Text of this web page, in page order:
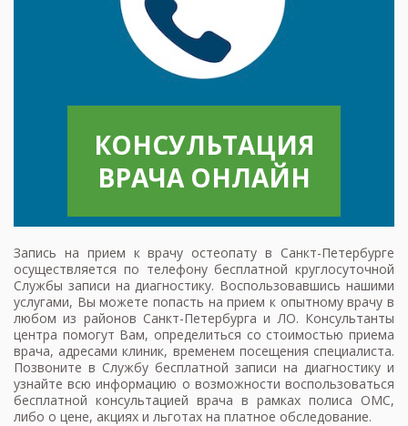
КОНСУЛЬТАЦИЯ
ВРАЧА ОНЛАЙН
Запись на прием к врачу остеопату в Санкт-Петербурге
осуществляется по телефону бесплатной круглосуточной
Службы записи на диагностику. Воспользовавшись нашими
услугами, Вы можете попасть на прием к опытному врачу в
любом из районов Санкт-Петербурга и ЛО. Консультанты
центра помогут Вам, определиться со стоимостью приема
врача, адресами клиник, временем посещения специалиста.
Позвоните в Службу бесплатной записи на диагностику и
узнайте всю информацию о возможности воспользоваться
бесплатной консультацией врача в рамках полиса ОМС,
либо о цене, акциях и льготах на платное обследование.